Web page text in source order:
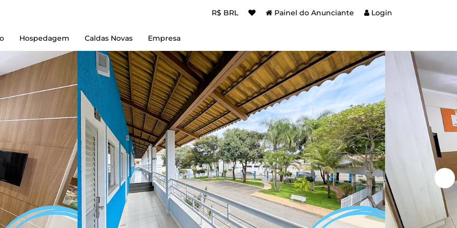
R$ BRL Painel do Anunciante Login
Hospedagem
Reserve Aqui
L'acqua diRoma I
L'acqua diRoma II
L'acqua diRoma III
L'acqua diRoma IV
L'acqua diRoma V
Piazza diRoma
Spazzio diRoma
diRoma Resort
diRoma Fiori
Lacqua diRoma + Lagoa Parque
Caldas Novas Flat + Lagoa Parque
Caldas Novas Empresa
Empresa
Contato
Termos de Uso
Política e Privacidade